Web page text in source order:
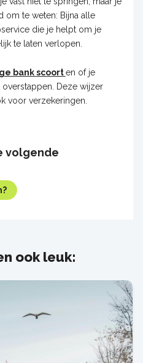
om te weten: Bijna alle
die je helpt om je
te laten verlopen.
bank scoorten of je
Deze wijzer
voor verzekeringen.
volgende
ook leuk: